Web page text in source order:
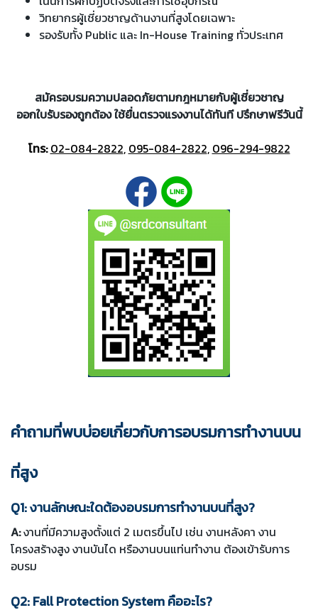
วิทยากรผู้เชี่ยวชาญด้านงานที่สูงโดยเฉพาะ
รองรับทั้ง Public และ In-House Training ทั่วประเทศ
สมัครอบรมความปลอดภัยตามกฎหมายกับผู้เชี่ยวชาญ
ออกใบรับรองถูกต้อง ใช้ยื่นตรวจแรงงานได้ทันที ปรึกษาฟรีวันนี้
โทร: 02-084-2822, 095-084-2822, 096-294-9822
คำถามที่พบบ่อยเกี่ยวกับการอบรมการทำงานบน
ที่สูง
Q1: งานลักษณะใดต้องอบรมการทำงานบนที่สูง?
A:งานที่มีความสูงตั้งแต่ 2 เมตรขึ้นไป เช่น งานหลังคา งาน
โครงสร้างสูง งานบันได หรืองานบนแท่นทำงาน ต้องเข้ารับการ
อบรม
Q2: Fall Protection System คืออะไร?